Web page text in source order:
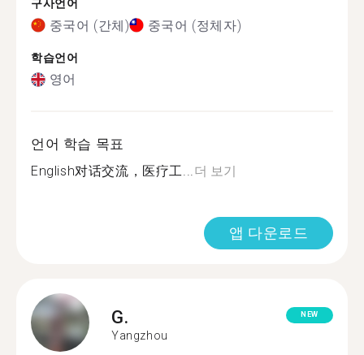
구사언어
중국어 (간체) 중국어 (정체자)
학습언어
영어
언어 학습 목표
English对话交流，医疗工...더 보기
앱 다운로드
G.
Yangzhou
NEW